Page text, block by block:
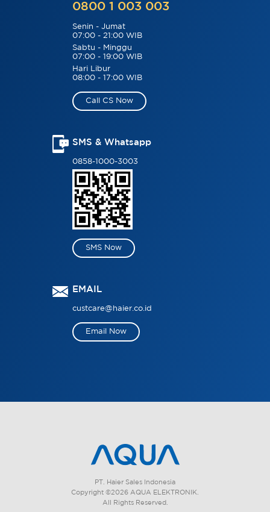
0800 1 003 003
Senin - Jumat
07:00 - 21:00 WIB
Sabtu - Minggu
07:00 - 19:00 WIB
Hari Libur
08:00 - 17:00 WIB
Call CS Now
SMS & Whatsapp
0858-1000-3003
SMS Now
EMAIL
custcare@haier.co.id
Email Now
PT. Haier Sales Indonesia
Copyright ©2026 AQUA ELEKTRONIK.
All Rights Reserved.